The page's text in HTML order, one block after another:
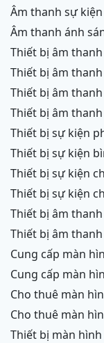
âm thanh sự
âm thanh ánh sáng phan thiết,phang rang,ninh
chữ,vĩnh hy,cam
thiết bị âm thanh ánh sáng giá rẻ phan thiết,phang
rang,ninh
thiết bị âm thanh ánh sáng giá rẻ bình thuận,ninh
thuận
thiết bị âm thanh ánh sáng phan thiết,phang
rang,ninh
thiết bị âm
thiết bị sự kiện
thiết bị sự kiện
thiết bị sự kiện chuyên nghiệp phan thiết,phang
rang,ninh
thiết bị sự kiện
thiết bị âm thanh ánh sáng chuyên nghiệp phan
thiết,phang
thiết bị âm thanh ánh sáng chuyên nghiệp bình
thuận,ninh thuận
cung cấp màn
cung cấp màn
cho thuê màn hình led bình thuận,phang rang, ninh
thuận
cho thuê màn
thiết bị màn